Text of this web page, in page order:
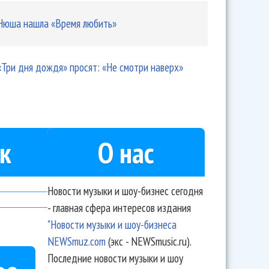
нашла «Время любить»
дня дождя» просят: «Не смотри наверх»
О нас
Новости музыки и шоу-бизнес сегодня
- главная сфера интересов издания
"Новости музыки и шоу-бизнеса
NEWSmuz.com(экс - NEWSmusic.ru).
Последние новости музыки и шоу